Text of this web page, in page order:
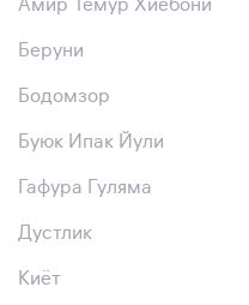
Амир Темур Хиёбони
Беруни
Бодомзор
Буюк Ипак Йули
Гафура Гуляма
Дустлик
Киёт